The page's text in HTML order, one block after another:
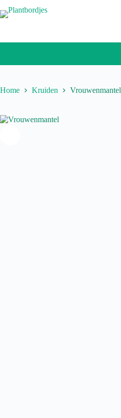
naar
Home Kruiden Vrouwenmantel